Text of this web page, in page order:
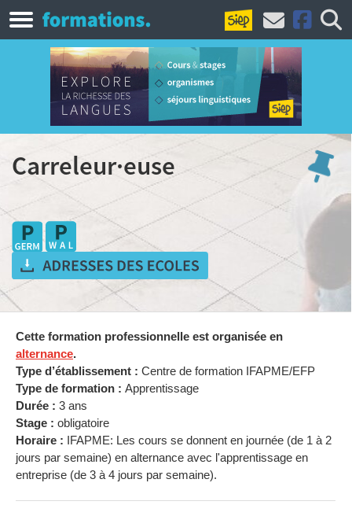
Carreleur·euse
Cette formation professionnelle est organisée en
alternance.
Type d’établissement : Centre de formation IFAPME/EFP
Type de formation : Apprentissage
Durée : 3 ans
Stage : obligatoire
Horaire : IFAPME: Les cours se donnent en journée (de 1 à 2
jours par semaine) en alternance avec l'apprentissage en
entreprise (de 3 à 4 jours par semaine).